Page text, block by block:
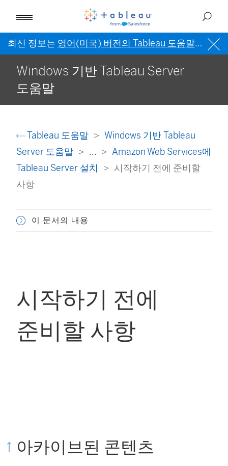
최신 정보는 영어(미국) 버전의 Tableau 도움말을 참조
Windows 기반 Tableau Server
도움말
Tableau 도움말
Windows 기반 Tableau
Server 도움말
...
Amazon Web Services에
Tableau Server 설치
시작하기 전에 준비할
사항
이 문서의 내용
시작하기 전에
준비할 사항
아카이브된 콘텐츠